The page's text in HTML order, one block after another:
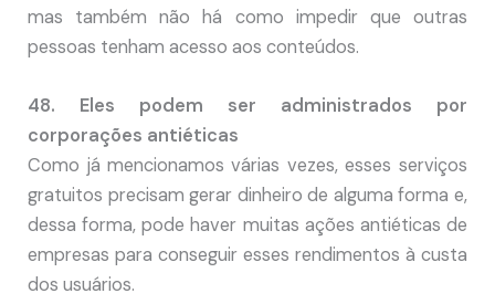
mas também não há como impedir que outras
pessoas tenham acesso aos conteúdos.
48. Eles podem ser administrados por
corporações antiéticas
Como já mencionamos várias vezes, esses serviços
gratuitos precisam gerar dinheiro de alguma forma e,
dessa forma, pode haver muitas ações antiéticas de
empresas para conseguir esses rendimentos à custa
dos usuários.